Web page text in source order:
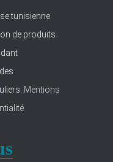
tunisienne
de produits
Mentions